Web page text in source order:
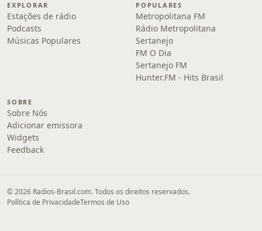
EXPLORAR
Estações de rádio
Podcasts
Músicas Populares
POPULARES
Metropolitana FM
Rádio Metropolitana
Sertanejo
FM O Dia
Sertanejo FM
Hunter.FM - Hits Brasil
SOBRE
Sobre Nós
Adicionar emissora
Widgets
Feedback
© 2026 Radios-Brasil.com. Todos os direitos reservados.
Política de PrivacidadeTermos de Uso